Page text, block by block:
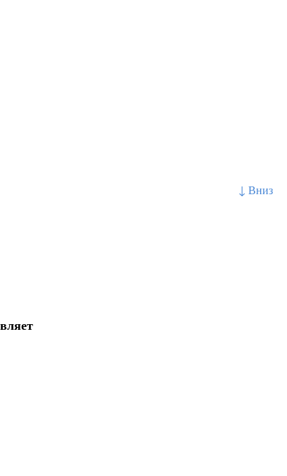
↓ Вниз